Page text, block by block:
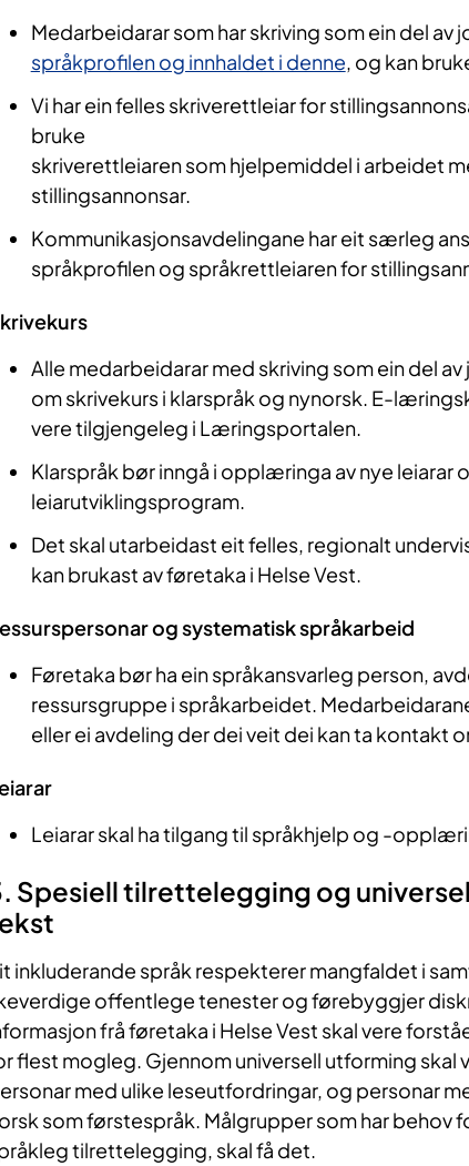
Medarbeidarar som har skriving som ein del av
språkprofilen og innhaldet i denne, og kan
Vi har ein felles skriverettleiar for
bruke
skriverettleiaren som hjelpemiddel i arbeidet
stillingsannonsar.
Kommunikasjonsavdelingane har eit særleg
språkprofilen og språkrettleiaren for
Alle medarbeidarar med skriving som ein del
om skrivekurs i klarspråk og nynorsk. E-
vere tilgjengeleg i Læringsportalen.
Klarspråk bør inngå i opplæringa av nye leiarar
leiarutviklingsprogram.
Det skal utarbeidast eit felles, regionalt
kan brukast av føretaka i Helse Vest.
og systematisk språkarbeid
Føretaka bør ha ein språkansvarleg person,
ressursgruppe i språkarbeidet.
eller ei avdeling der dei veit dei kan ta kontakt
Leiarar skal ha tilgang til språkhjelp og -
Spesiell tilrettelegging og
inkluderande språk respekterer mangfaldet i
offentlege tenester og førebyggjer
frå føretaka i Helse Vest skal vere
flest mogleg. Gjennom universell utforming skal
med ulike leseutfordringar, og personar
som førstespråk. Målgrupper som har behov
tilrettelegging, skal få det.